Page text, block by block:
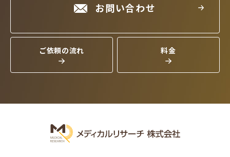
お問い合わせ
ご依頼の流れ 料金